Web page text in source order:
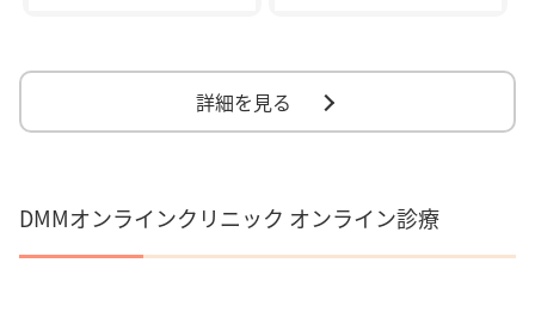
詳細を見る
DMMオンラインクリニック オンライン診療